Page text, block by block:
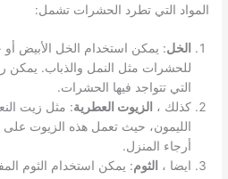
المواد التي تطرد الحشرات تشمل:
الخل: يمكن استخدام الخل الأبيض
للحشرات مثل النمل والذباب.
التي تتواجد فيها الحشرات.
كذلك ، الزيوت العطرية: مثل زيت
الليمون، حيث تعمل هذه الزيوت
أرجاء المنزل.
ايضا ، الثوم: يمكن استخدام الثوم